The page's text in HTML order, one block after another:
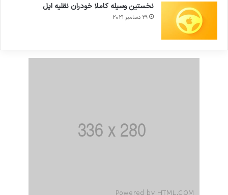
نخستین وسیله کاملا خودران نقلیه اپل
29 دسامبر 2021